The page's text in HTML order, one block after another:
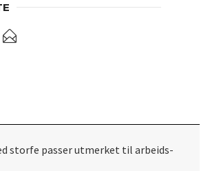
storfe passer utmerket til arbeids-